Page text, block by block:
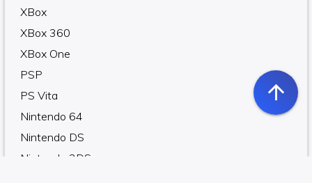
XBox
XBox 360
XBox One
PSP
PS Vita
Nintendo 64
Nintendo DS
Nintendo 3DS
arrow_upward